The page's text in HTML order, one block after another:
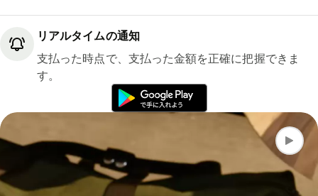
リアルタイムの通知
支払った時点で、支払った金額を正確に把握できま
す。